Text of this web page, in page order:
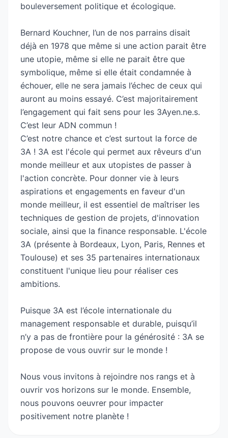
bouleversement politique et écologique.
Bernard Kouchner, l’un de nos parrains disait
déjà en 1978 que même si une action parait être
une utopie, même si elle ne parait être que
symbolique, même si elle était condamnée à
échouer, elle ne sera jamais l’échec de ceux qui
auront au moins essayé. C’est majoritairement
l’engagement qui fait sens pour les 3Ayen.ne.s.
C’est leur ADN commun !
C’est notre chance et c’est surtout la force de
3A ! 3A est l'école qui permet aux rêveurs d'un
monde meilleur et aux utopistes de passer à
l'action concrète. Pour donner vie à leurs
aspirations et engagements en faveur d'un
monde meilleur, il est essentiel de maîtriser les
techniques de gestion de projets, d'innovation
sociale, ainsi que la finance responsable. L'école
3A (présente à Bordeaux, Lyon, Paris, Rennes et
Toulouse) et ses 35 partenaires internationaux
constituent l'unique lieu pour réaliser ces
ambitions.
Puisque 3A est l’école internationale du
management responsable et durable, puisqu’il
n’y a pas de frontière pour la générosité : 3A se
propose de vous ouvrir sur le monde !
Nous vous invitons à rejoindre nos rangs et à
ouvrir vos horizons sur le monde. Ensemble,
nous pouvons oeuvrer pour impacter
positivement notre planète !